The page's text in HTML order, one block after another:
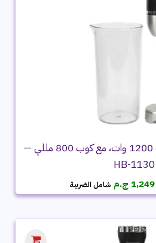
هاند بلندر بلاك آند وايت 1200 وات، مع كوب 800 مللي —
HB-1130
السعر
الأصلي
1,699 ج.م.
1,249 ج.م السعر
الحالي
1,249 ج.م.
شامل الضريبة